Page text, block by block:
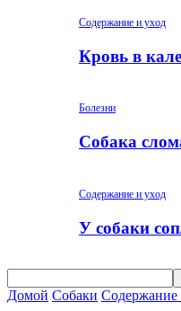
Содержание и уход
Кровь в
Болезни
Собака
Содержание и уход
У собаки
Домой Собаки Содержание